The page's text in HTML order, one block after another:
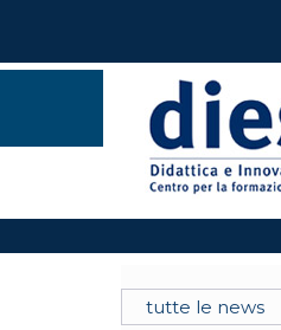
tutte le news